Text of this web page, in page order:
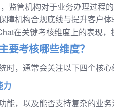
监管机构对于业务办理过程
障机构合规底线与提升客户
在关键考核维度上的表现
要考核哪些维度？
时，通常会关注以下四个核心
力
能，以及能否支持复杂的业